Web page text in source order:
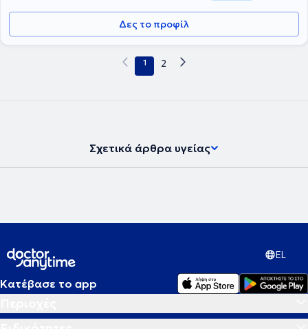
Δες το προφίλ
1 2
Σχετικά άρθρα υγείας
EL
Κατέβασε το app